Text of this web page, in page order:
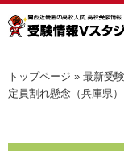
トップページ » 最新受
定員割れ懸念（兵庫県）